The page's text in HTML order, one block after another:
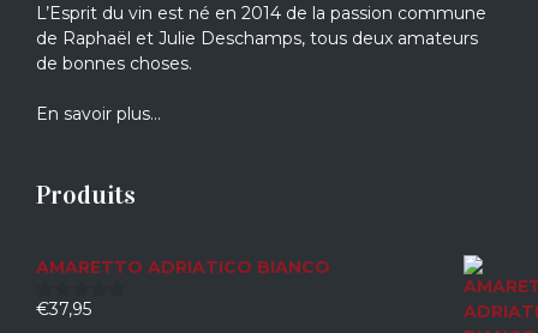
L’Esprit du vin est né en 2014 de la passion commune
de Raphaël et Julie Deschamps, tous deux amateurs
de bonnes choses.
En savoir plus…
Produits
AMARETTO ADRIATICO BIANCO
0
€37,95